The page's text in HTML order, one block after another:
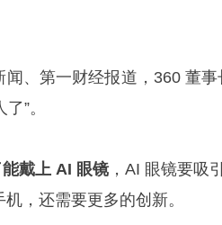
、第一财经报道，360 董
”。
戴上 AI 眼镜，AI 眼镜要吸
，还需要更多的创新。